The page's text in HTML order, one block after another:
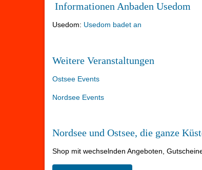
Informationen Anbaden Usedom
Usedom: Usedom badet an
Weitere Veranstaltungen
Ostsee Events
Nordsee Events
Nordsee und Ostsee, die ganze
Shop mit wechselnden Angeboten,